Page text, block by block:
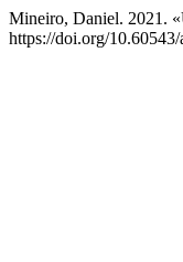
Mineiro, Daniel. 2021.
https://doi.org/